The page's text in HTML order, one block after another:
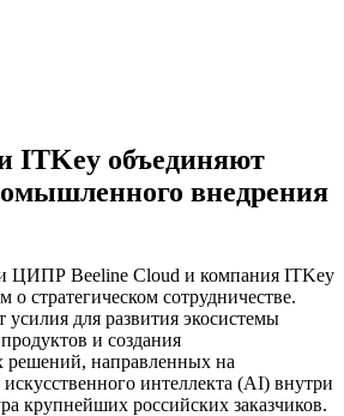
ITKey объединяют
внедрения
ЦИПР Beeline Cloud и компания ITKey
стратегическом сотрудничестве.
для развития экосистемы
и создания
решений, направленных на
интеллекта (AI) внутри
крупнейших российских заказчиков.